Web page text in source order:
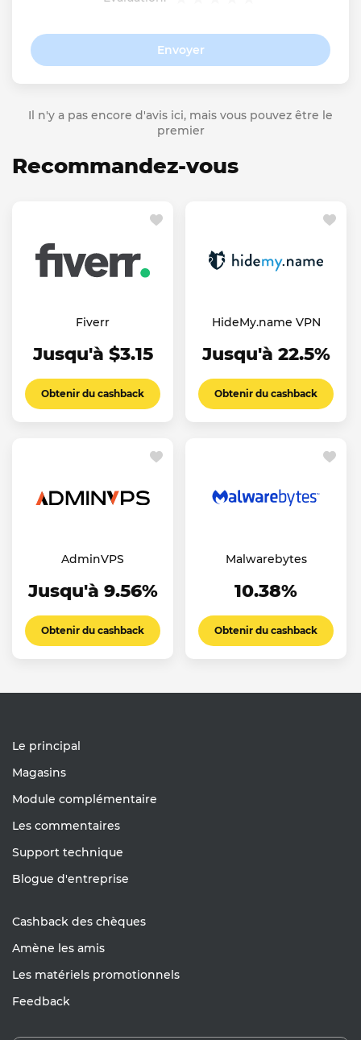
Envoyer
Il n'y a pas encore d'avis ici, mais vous pouvez être le
premier
Recommandez-vous
Fiverr
Jusqu'à $3.15
Obtenir du cashback
HideMy.name VPN
Jusqu'à 22.5%
Obtenir du cashback
AdminVPS
Jusqu'à 9.56%
Obtenir du cashback
Malwarebytes
10.38%
Obtenir du cashback
Le principal
Magasins
Module complémentaire
Les commentaires
Support technique
Blogue d'entreprise
Cashback des chèques
Amène les amis
Les matériels promotionnels
Feedback